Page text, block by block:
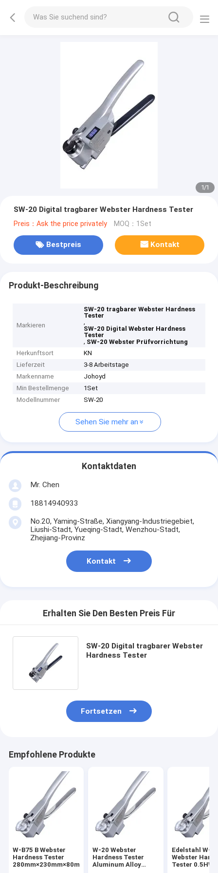
1/1
SW-20 Digital tragbarer Webster Hardness Tester
Preis：Ask the price privately MOQ：1Set
Bestpreis Kontakt
Produkt-Beschreibung
Markieren
SW-20 tragbarer Webster Hardness
Tester
,
SW-20 Digital Webster Hardness
Tester
, SW-20 Webster Prüfvorrichtung
Herkunftsort
KN
Lieferzeit
3-8 Arbeitstage
Markenname
Johoyd
Min Bestellmenge
1Set
Modellnummer
SW-20
Sehen Sie mehr an
Kontaktdaten
Mr. Chen
18814940933
No.20, Yaming-Straße, Xiangyang-Industriegebiet,
Liushi-Stadt, Yueqing-Stadt, Wenzhou-Stadt,
Zhejiang-Provinz
Kontakt
Erhalten Sie Den Besten Preis Für
SW-20 Digital tragbarer Webster
Hardness Tester
Fortsetzen
Empfohlene Produkte
W-B75 B Webster
Hardness Tester
280mm×230mm×80mm
W-20 Webster
Hardness Tester
Aluminum Alloy
Edelstahl W-
Webster
Tester 0.5HW